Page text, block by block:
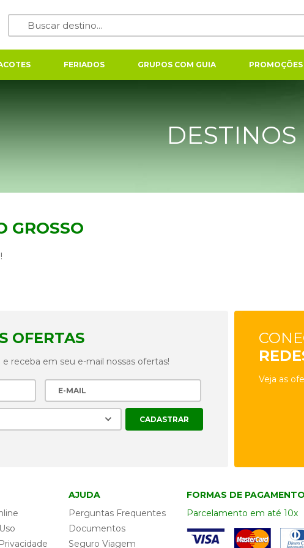
FERIADOS GRUPOS COM GUIA PROMOÇÕES
DESTINOS
GROSSO
OFERTAS
receba em seu e-mail nossas ofertas!
Veja as
AJUDA
Perguntas Frequentes
Documentos
Seguro Viagem
FORMAS DE PAGAMENTO
Parcelamento em até 10x